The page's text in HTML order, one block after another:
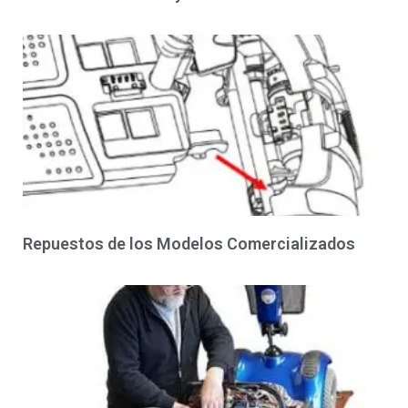
Repuestos de los Modelos Comercializados